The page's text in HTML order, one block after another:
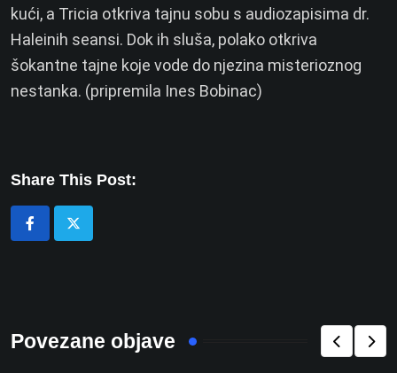
kući, a Tricia otkriva tajnu sobu s audiozapisima dr.
Haleinih seansi. Dok ih sluša, polako otkriva
šokantne tajne koje vode do njezina misterioznog
nestanka. (pripremila Ines Bobinac)
Share This Post:
Povezane objave